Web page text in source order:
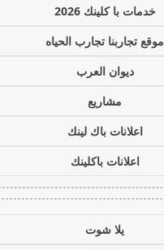
خدمات با كلينك 2026
موقع تجاربنا تجارب الحياه
ديوان العرب
مشاريع
اعلانات باك لينك
اعلانات باكلينك
يلا شوت